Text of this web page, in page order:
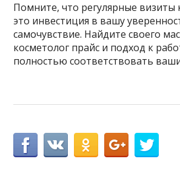
Помните, что регулярные визиты
это инвестиция в вашу
самочувствие. Найдите своего
косметолог прайс и подход к
полностью соответствовать